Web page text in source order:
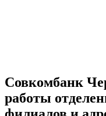
Совкомбанк
работы